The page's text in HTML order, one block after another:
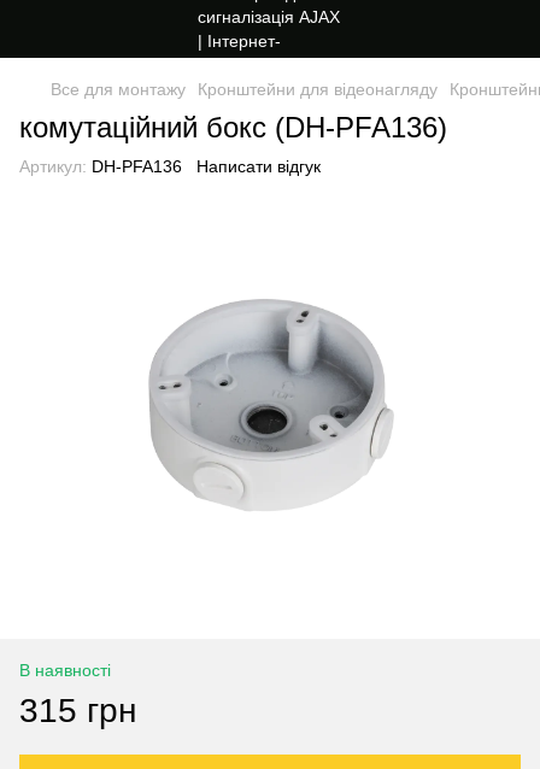
Все для монтажу Кронштейни для відеонагляду
комутаційний бокс (DH-PFA136)
Артикул: DH-PFA136 Написати відгук
В наявності
315 грн